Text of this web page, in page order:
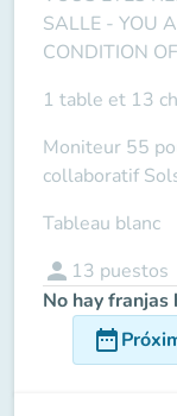
SALLE - YOU
CONDITION
1 table et 13
Moniteur 55
collaboratif
Tableau blanc
person 13 puestos
No hay
date_range